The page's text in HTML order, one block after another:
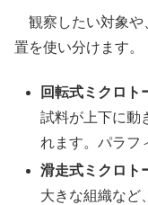
観察したい対象や
置を使い分けます。
回転式ミクロト
試料が上下に動
れます。パラフ
滑走式ミクロト
大きな組織など